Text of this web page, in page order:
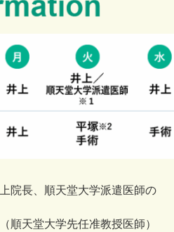
院長、順天堂大学派遣医師の
順天堂大学先任准教授医師）